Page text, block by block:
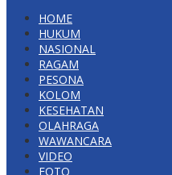
HOME
HUKUM
NASIONAL
RAGAM
PESONA
KOLOM
KESEHATAN
OLAHRAGA
WAWANCARA
VIDEO
FOTO